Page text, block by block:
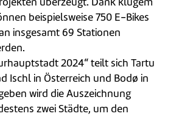
überzeugt. Dank klugem
beispielsweise 750 E-Bikes
insgesamt 69 Stationen
2024“ teilt sich Tartu
Ischl in Österreich und Bodø in
wird die Auszeichnung
zwei Städte, um den